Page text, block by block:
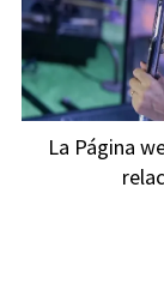
La Página